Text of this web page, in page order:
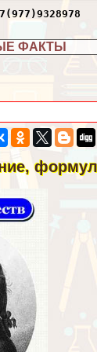
ФАКТЫ